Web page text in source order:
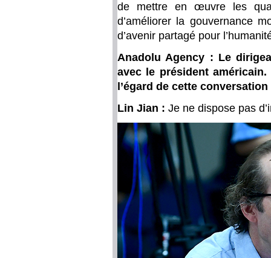
de mettre en œuvre les
d’améliorer la gouvernance
d’avenir partagé pour
Anadolu Agency : Le
avec le président
l’égard de cette
Lin Jian : Je ne dispose pas